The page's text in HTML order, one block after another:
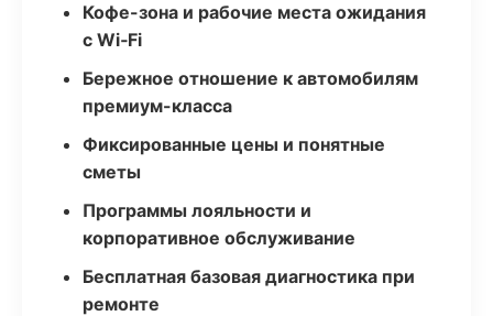
Кофе-зона и рабочие места ожидания
с Wi‑Fi
Бережное отношение к автомобилям
премиум-класса
Фиксированные цены и понятные
сметы
Программы лояльности и
корпоративное обслуживание
Бесплатная базовая диагностика при
ремонте